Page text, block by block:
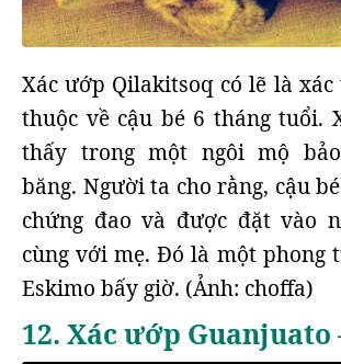
Xác ướp Qilakitsoq có lẽ là
thuộc về cậu bé 6 tháng tuổi.
thấy trong một ngôi mộ
băng. Người ta cho rằng, cậu
chứng đao và được đặt vào
cùng với mẹ. Đó là một phong
Eskimo bấy giờ. (Ảnh: choffa)
12. Xác ướp Guanjuato